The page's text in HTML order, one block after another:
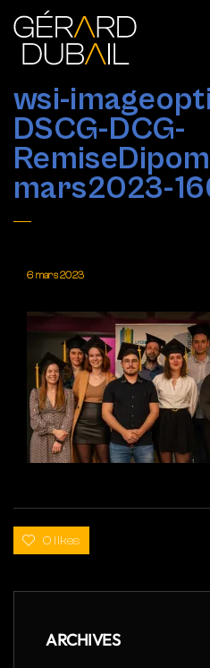
wsi-
DSCG-DCG-
mars2023-
6 mars 2023
0 likes
ARCHIVES